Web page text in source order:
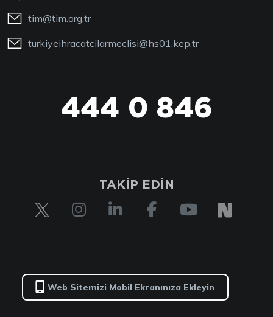
tim@tim.org.tr
turkiyeihracatcilarmeclisi@hs01.kep.tr
444 0 846
TAKİP EDİN
Web Sitemizi Mobil Ekranınıza Ekleyin